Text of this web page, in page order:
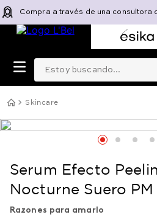
Compra a través de una consultora
Estoy buscando...
Skincare
Serum Efecto
Nocturne Suero PM
Razones para amarlo